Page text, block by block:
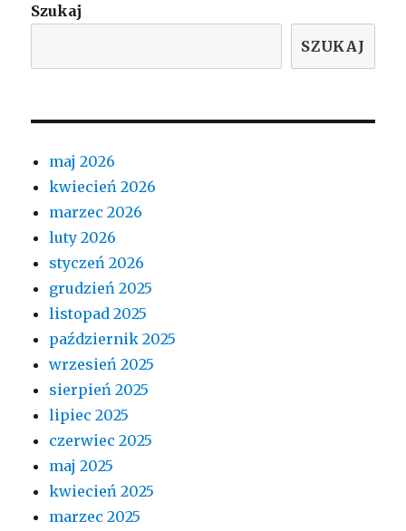
Szukaj
SZUKAJ
maj 2026
kwiecień 2026
marzec 2026
luty 2026
styczeń 2026
grudzień 2025
listopad 2025
październik 2025
wrzesień 2025
sierpień 2025
lipiec 2025
czerwiec 2025
maj 2025
kwiecień 2025
marzec 2025